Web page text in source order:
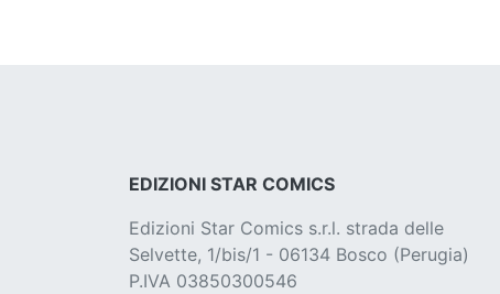
EDIZIONI STAR COMICS
Edizioni Star Comics s.r.l. strada delle
Selvette, 1/bis/1 - 06134 Bosco (Perugia)
P.IVA 03850300546